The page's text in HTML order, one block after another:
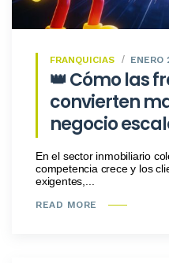
FRANQUICIAS ENERO
👑 Cómo las
convierten
negocio
En el sector inmobiliario
competencia crece y los
exigentes,...
READ MORE